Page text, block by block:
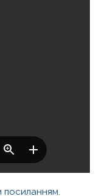
посиланням.